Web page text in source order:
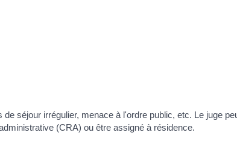
séjour irrégulier, menace à l'ordre public, etc. Le juge
(CRA) ou être assigné à résidence.